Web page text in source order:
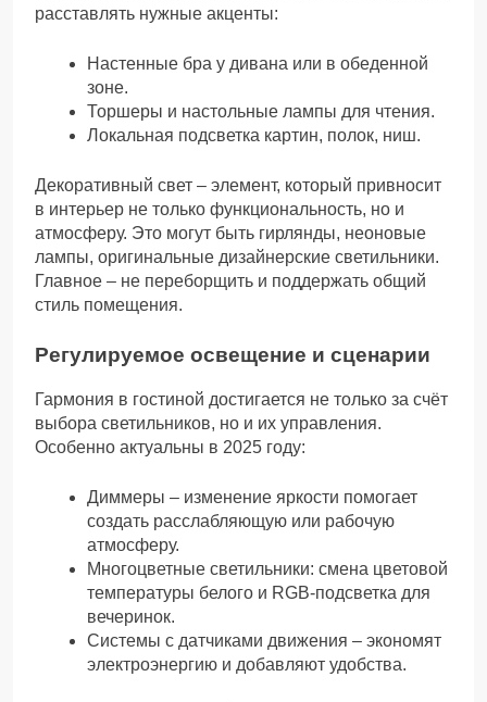
расставлять нужные акценты:
Настенные бра у дивана или в обеденной
зоне.
Торшеры и настольные лампы для чтения.
Локальная подсветка картин, полок, ниш.
Декоративный свет – элемент, который привносит
в интерьер не только функциональность, но и
атмосферу. Это могут быть гирлянды, неоновые
лампы, оригинальные дизайнерские светильники.
Главное – не переборщить и поддержать общий
стиль помещения.
Регулируемое освещение и сценарии
Гармония в гостиной достигается не только за счёт
выбора светильников, но и их управления.
Особенно актуальны в 2025 году:
Диммеры – изменение яркости помогает
создать расслабляющую или рабочую
атмосферу.
Многоцветные светильники: смена цветовой
температуры белого и RGB-подсветка для
вечеринок.
Системы с датчиками движения – экономят
электроэнергию и добавляют удобства.